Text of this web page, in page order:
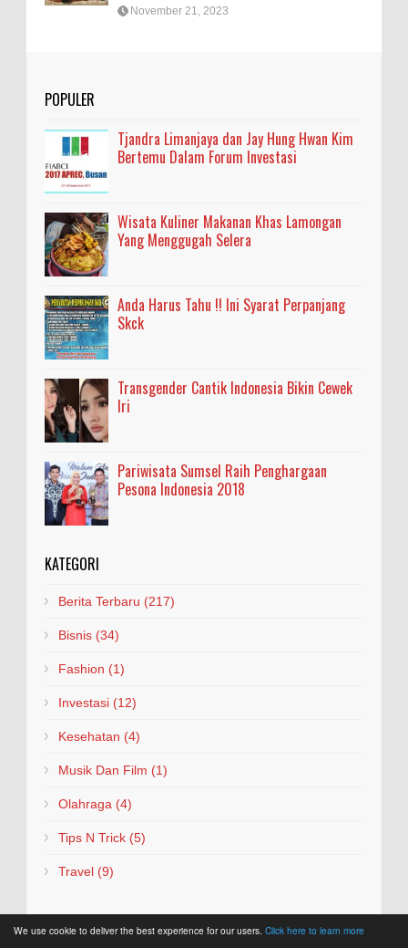
We use cookie to deliver the best experience for our users. Click here to learn more
November 21, 2023
POPULER
Tjandra Limanjaya dan Jay Hung Hwan Kim
Bertemu Dalam Forum Investasi
Wisata Kuliner Makanan Khas Lamongan
Yang Menggugah Selera
Anda Harus Tahu !! Ini Syarat Perpanjang
Skck
Transgender Cantik Indonesia Bikin Cewek
Iri
Pariwisata Sumsel Raih Penghargaan
Pesona Indonesia 2018
KATEGORI
Berita Terbaru (217)
Bisnis (34)
Fashion (1)
Investasi (12)
Kesehatan (4)
Musik Dan Film (1)
Olahraga (4)
Tips N Trick (5)
Travel (9)